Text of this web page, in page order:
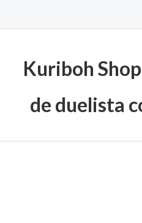
Kuriboh
de duelista